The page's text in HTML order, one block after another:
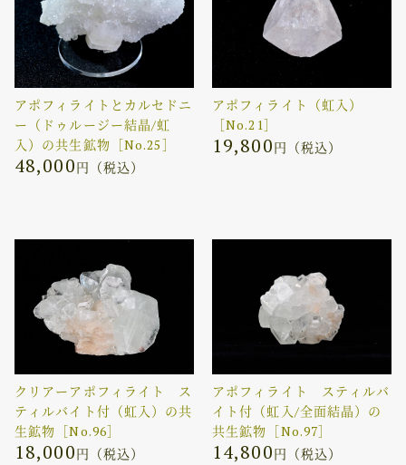
アポフィライトとカルセドニ
ー（ドゥルージー結晶/虹
入）の共生鉱物［No.25］
48,000円（税込）
アポフィライト（虹入）
［No.21］
19,800円（税込）
クリアーアポフィライト ス
ティルバイト付（虹入）の共
生鉱物［No.96］
18,000円（税込）
アポフィライト スティルバ
イト付（虹入/全面結晶）の
共生鉱物［No.97］
14,800円（税込）